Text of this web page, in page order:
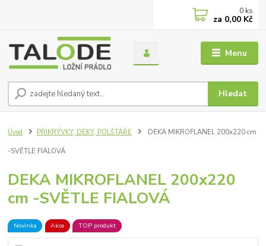
Menu
Hledat
0 ks
za 0,00 Kč
Úvod PŘIKRÝVKY, DEKY, POLŠTÁŘE DEKA MIKROFLANEL 200x220 cm
-SVĚTLE FIALOVÁ
DEKA MIKROFLANEL 200x220
cm -SVĚTLE FIALOVÁ
Novinka Akce TOP produkt